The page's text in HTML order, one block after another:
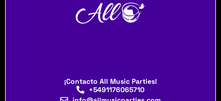
¡Contacto All Music Parties!
+5491176065710